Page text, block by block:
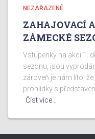
NEZAŘAZENÉ
ZAHAJOVACÍ
ZÁMECKÉ
Vstupenky na akci 1.
sezonu, jsou
zároveň je nám líto,
prohlídky s
Číst více…